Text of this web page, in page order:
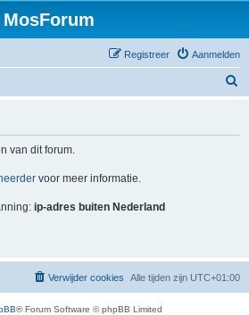
MosForum
Aanmelden
Registreer
van dit forum.
voor meer informatie.
ip-adres buiten Nederland
Alle tijden zijn UTC+01:00
Verwijder cookies
® Forum Software © phpBB Limited